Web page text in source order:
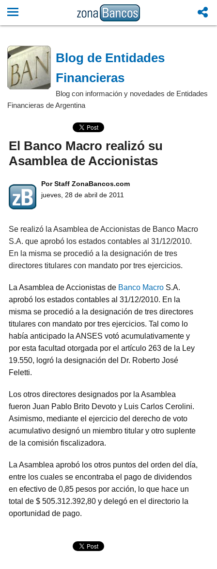
Blog de Entidades
Financieras
Blog con información y novedades de Entidades
Financieras de Argentina
El Banco Macro realizó su
Asamblea de Accionistas
Por Staff ZonaBancos.com
jueves, 28 de abril de 2011
Se realizó la Asamblea de Accionistas de Banco Macro
S.A. que aprobó los estados contables al 31/12/2010.
En la misma se procedió a la designación de tres
directores titulares con mandato por tres ejercicios.
La Asamblea de Accionistas de Banco MacroS.A.
aprobó los estados contables al 31/12/2010. En la
misma se procedió a la designación de tres directores
titulares con mandato por tres ejercicios. Tal como lo
había anticipado la ANSES votó acumulativamente y
por esta facultad otorgada por el artículo 263 de la Ley
19.550, logró la designación del Dr. Roberto José
Feletti.
Los otros directores designados por la Asamblea
fueron Juan Pablo Brito Devoto y Luis Carlos Cerolini.
Asimismo, mediante el ejercicio del derecho de voto
acumulativo designó un miembro titular y otro suplente
de la comisión fiscalizadora.
La Asamblea aprobó los otros puntos del orden del día,
entre los cuales se encontraba el pago de dividendos
en efectivo de 0,85 pesos por acción, lo que hace un
total de $ 505.312.392,80 y delegó en el directorio la
oportunidad de pago.